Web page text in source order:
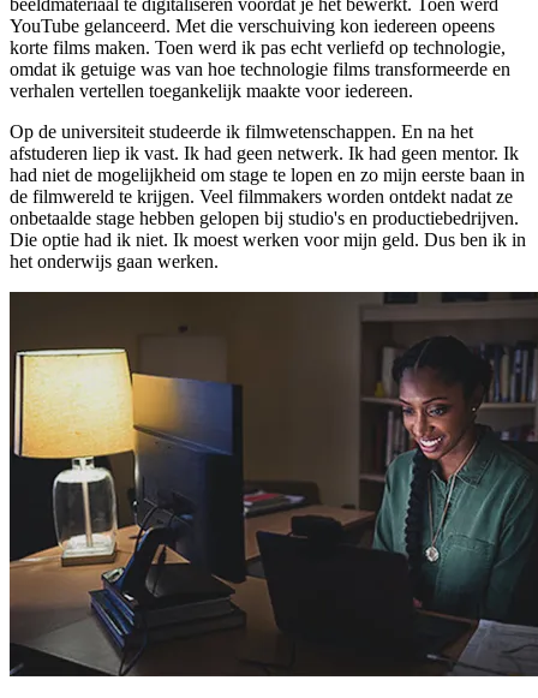
YouTube gelanceerd. Met die verschuiving kon iedereen opeens
korte films maken. Toen werd ik pas echt verliefd op technologie,
omdat ik getuige was van hoe technologie films transformeerde en
verhalen vertellen toegankelijk maakte voor iedereen.
Op de universiteit studeerde ik filmwetenschappen. En na het
afstuderen liep ik vast. Ik had geen netwerk. Ik had geen mentor. Ik
had niet de mogelijkheid om stage te lopen en zo mijn eerste baan in
de filmwereld te krijgen. Veel filmmakers worden ontdekt nadat ze
onbetaalde stage hebben gelopen bij studio's en productiebedrijven.
Die optie had ik niet. Ik moest werken voor mijn geld. Dus ben ik in
het onderwijs gaan werken.